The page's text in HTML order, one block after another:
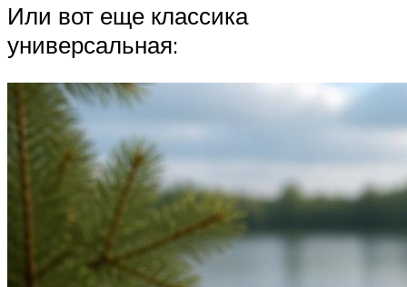
Или вот еще классика
универсальная: